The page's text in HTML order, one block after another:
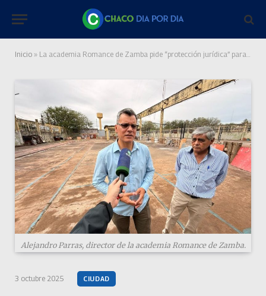
Inicio » La academia Romance de Zamba pide “protección jurídica” para resguardar el predio
3 octubre 2025 CIUDAD
Alejandro Parras, director de la academia Romance de Zamba.